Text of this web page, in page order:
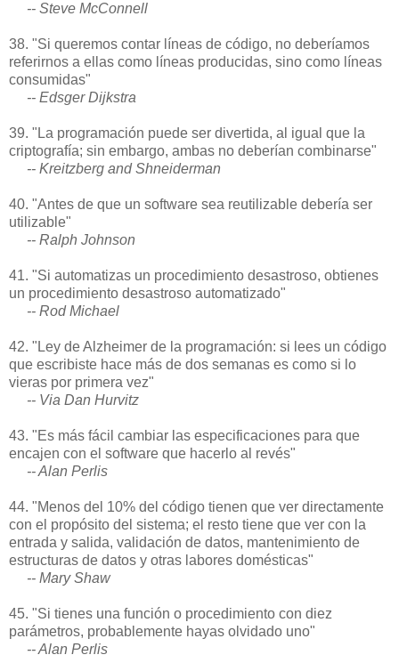
-- Steve McConnell
38. "Si queremos contar líneas de código, no deberíamos
referirnos a ellas como líneas producidas, sino como líneas
consumidas"
-- Edsger Dijkstra
39. "La programación puede ser divertida, al igual que la
criptografía; sin embargo, ambas no deberían combinarse"
-- Kreitzberg and Shneiderman
40. "Antes de que un software sea reutilizable debería ser
utilizable"
-- Ralph Johnson
41. "Si automatizas un procedimiento desastroso, obtienes
un procedimiento desastroso automatizado"
-- Rod Michael
42. "Ley de Alzheimer de la programación: si lees un código
que escribiste hace más de dos semanas es como si lo
vieras por primera vez"
-- Via Dan Hurvitz
43. "Es más fácil cambiar las especificaciones para que
encajen con el software que hacerlo al revés"
-- Alan Perlis
44. "Menos del 10% del código tienen que ver directamente
con el propósito del sistema; el resto tiene que ver con la
entrada y salida, validación de datos, mantenimiento de
estructuras de datos y otras labores domésticas"
-- Mary Shaw
45. "Si tienes una función o procedimiento con diez
parámetros, probablemente hayas olvidado uno"
-- Alan Perlis